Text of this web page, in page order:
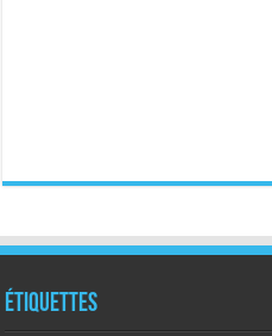
Étiquettes